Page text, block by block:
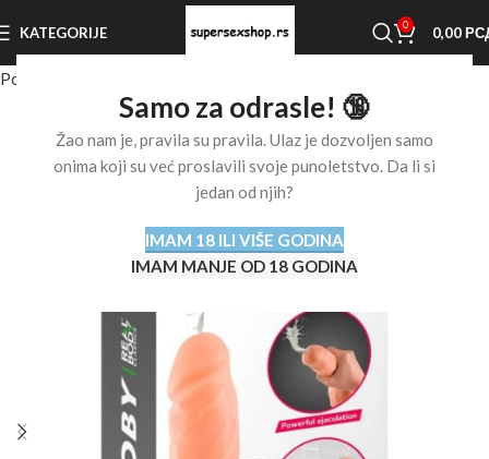
Samo za odrasle! 🔞
Žao nam je, pravila su pravila. Ulaz je dozvoljen samo
onima koji su već proslavili svoje punoletstvo. Da li si
jedan od njih?
IMAM 18 ILI VIŠE GODINA
IMAM MANJE OD 18 GODINA
KATEGORIJE 0 0,00
Početna stranica